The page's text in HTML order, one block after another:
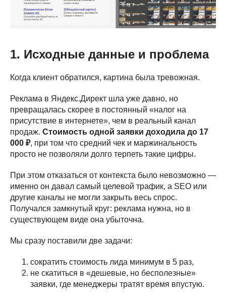
1. Исходные данные и проблема
Когда клиент обратился, картина была тревожная.
Реклама в Яндекс.Директ шла уже давно, но
превращалась скорее в постоянный «налог на
присутствие в интернете», чем в реальный канал
продаж. Стоимость одной заявки доходила до 17
000 ₽, при том что средний чек и маржинальность
просто не позволяли долго терпеть такие цифры.
При этом отказаться от контекста было невозможно —
именно он давал самый целевой трафик, а SEO или
другие каналы не могли закрыть весь спрос.
Получался замкнутый круг: реклама нужна, но в
существующем виде она убыточна.
Мы сразу поставили две задачи:
сократить стоимость лида минимум в 5 раз,
не скатиться в «дешевые, но бесполезные»
заявки, где менеджеры тратят время впустую.